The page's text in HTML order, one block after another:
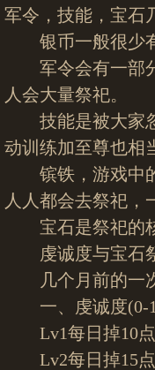
军令，技能，宝石
银币一般很少有
军令会有一部分
人会大量祭祀。
技能是被大家忽
动训练加至尊也相
镔铁，游戏中的
人人都会去祭祀，
宝石是祭祀的核
虔诚度与宝石
几个月前的一次
一、虔诚度(0-
Lv1每日掉10点
Lv2每日掉15点